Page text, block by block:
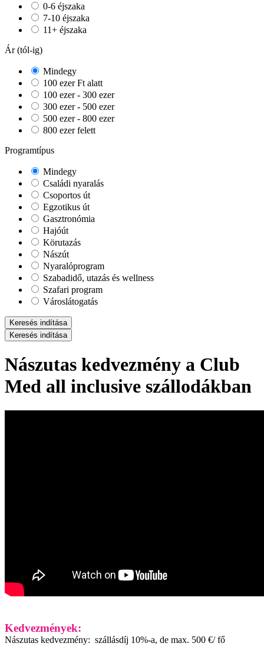
0-6 éjszaka
7-10 éjszaka
11+ éjszaka
Ár (tól-ig)
Mindegy
100 ezer Ft alatt
100 ezer - 300 ezer
300 ezer - 500 ezer
500 ezer - 800 ezer
800 ezer felett
Programtípus
Mindegy
Családi nyaralás
Csoportos út
Egzotikus út
Gasztronómia
Hajóút
Körutazás
Nászút
Nyaralóprogram
Szabadidő, utazás és wellness
Szafari program
Városlátogatás
Keresés indítása
Keresés indítása
Nászutas kedvezmény a Club
Med all inclusive szállodákban
Kedvezmények:
Nászutas kedvezmény: szállásdíj 10%-a, de max. 500 €/ fő